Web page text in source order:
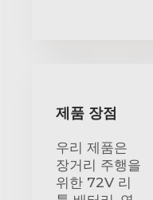
제품 장점
우리 제품은
장거리 주행을
위한 72V 리